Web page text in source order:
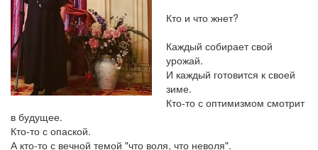
Кто и что жнет?
Каждый собирает свой
урожай.
И каждый готовится к своей
зиме.
Кто-то с оптимизмом смотрит
в будущее.
Кто-то с опаской.
А кто-то с вечной темой "что воля, что неволя".